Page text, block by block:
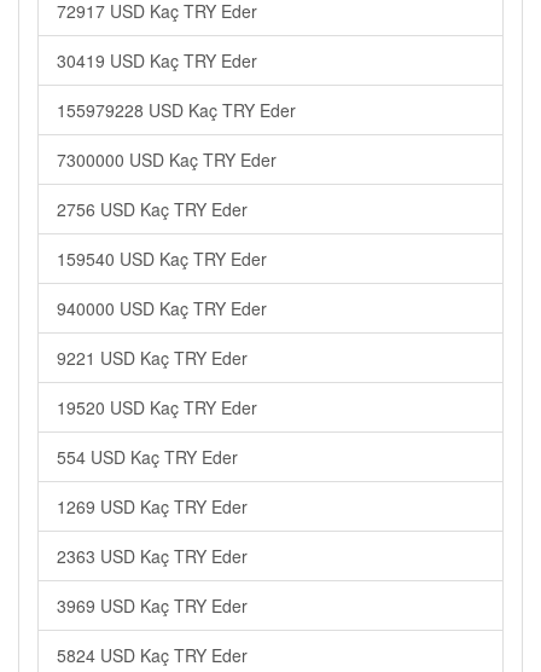
72917 USD Kaç TRY Eder
30419 USD Kaç TRY Eder
155979228 USD Kaç TRY Eder
7300000 USD Kaç TRY Eder
2756 USD Kaç TRY Eder
159540 USD Kaç TRY Eder
940000 USD Kaç TRY Eder
9221 USD Kaç TRY Eder
19520 USD Kaç TRY Eder
554 USD Kaç TRY Eder
1269 USD Kaç TRY Eder
2363 USD Kaç TRY Eder
3969 USD Kaç TRY Eder
5824 USD Kaç TRY Eder